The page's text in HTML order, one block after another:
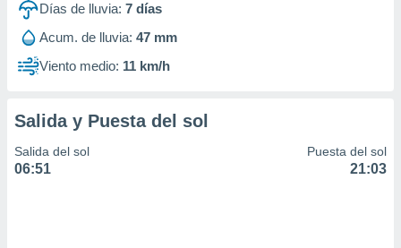
Días de lluvia: 7 días
Acum. de lluvia: 47 mm
Viento medio: 11 km/h
Salida y Puesta del sol
Salida del sol
06:51
Puesta del sol
21:03